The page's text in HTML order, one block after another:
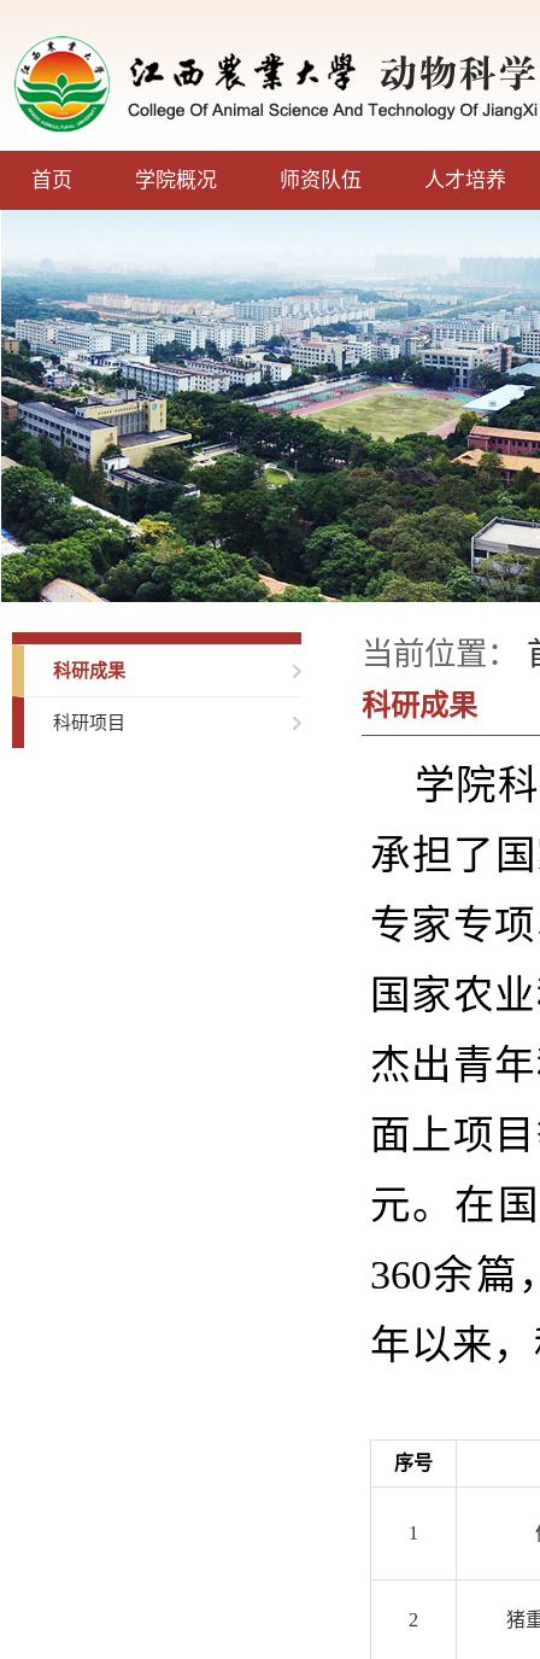
首页 学院概况 师资队伍 人才培养
科研成果
科研项目
当前位置：
科研成果
学院
承担了
专家专
国家农
杰出青
面上项
元。在
360余篇
年以来
序号
1
2 猪